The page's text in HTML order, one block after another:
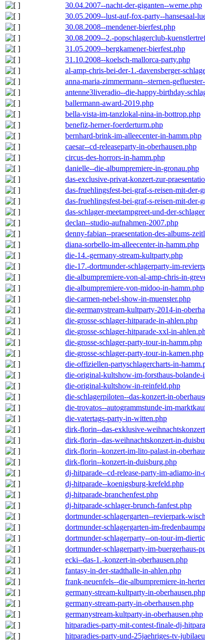
30.04.2007--nacht-der-giganten--werne.php
30.05.2009--lust-auf-fox-party--hansesaal-
30.08.2008--mendener-bierfest.php
30.08.2009--2.-popschlagerclub-
31.05.2009--bergkamener-bierfest.php
31.10.2008--koelsch-mallorca-party.php
al-amp-chris-bei-der-1.-davensberger-
anna-maria-zimmermann--sternen-
antenne3liveradio--die-happy-birthday-
ballermann-award-2019.php
bella-vista-im-tanzlokal-nina-in-bottrop.php
benefiz-herner-foerderturm.php
bernhard-brink-im-alleecenter-in-hamm.php
caesar--cd-releaseparty-in-oberhausen.php
circus-des-horrors-in-hamm.php
danielle--die-albumpremiere-in-gronau.php
das-exclusive-privat-konzert-zur-
das-fruehlingsfest-bei-graf-s-reisen-mit-der-
das-fruehlingsfest-bei-graf-s-reisen-mit-der-
das-schlager-meetampgreet-und-der-
declan--studio-aufnahmen-2007.php
denny-fabian--praesentation-des-albums-
diana-sorbello-im-alleecenter-in-hamm.php
die-14.-germany-stream-kultparty.php
die-17.-dortmunder-schlagerparty-im-
die-albumpremiere-von-al-amp-chris-in-
die-albumpremiere-von-midoo-in-hamm.php
die-carmen-nebel-show-in-muenster.php
die-germanystream-kultparty-2014-in-
die-grosse-schlager-hitparade-in-ahlen.php
die-grosse-schlager-hitparade-xxl-in-
die-grosse-schlager-party-tour-in-hamm.php
die-grosse-schlager-party-tour-in-kamen.php
die-offiziellen-partyschlagercharts-in-
die-original-kultshow-im-forsthaus-
die-original-kultshow-in-reinfeld.php
die-schlagerpiloten--das-konzert-in-
die-trovatos--autogrammstunde-im-
die-vatertags-party-in-witten.php
dirk-florin--das-exklusive-
dirk-florin--das-weihnachtskonzert-in-
dirk-florin--konzert-im-lito-palast-in-
dirk-florin--konzert-in-duisburg.php
dj-hitparade--cd-release-party-im-adiamo-in-
dj-hitparade--koenigsburg-krefeld.php
dj-hitparade-branchenfest.php
dj-hitparade-schlager-brunch-fanfest.php
dortmunder-schlagergarten--revierpark-
dortmunder-schlagergarten-im-
dortmunder-schlagerparty--on-tour-im-
dortmunder-schlagerparty-im-buergerhaus-
ecki--das-1.-konzert-in-oberhausen.php
fantasy-in-der-stadthalle-in-ahlen.php
frank-neuenfels--die-albumpremiere-in-
germany-stream-kultparty-in-oberhausen.php
germany-stream-party-in-oberhausen.php
germanystream-kultparty-in-oberhausen.php
hitparadies-party-mit-contest-finale-dj-
hitparadies-party-und-25jaehriges-tv-